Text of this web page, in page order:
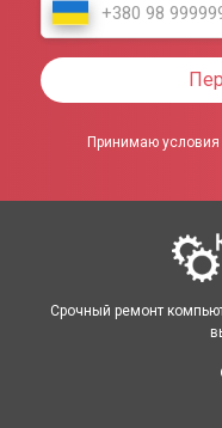
Принимаю условия
Срочный ремонт